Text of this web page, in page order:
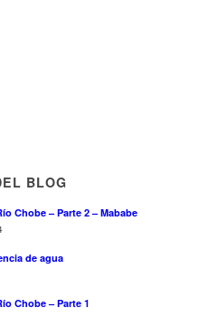
BLOG
Chobe – Parte 2 – Mababe
de agua
Chobe – Parte 1